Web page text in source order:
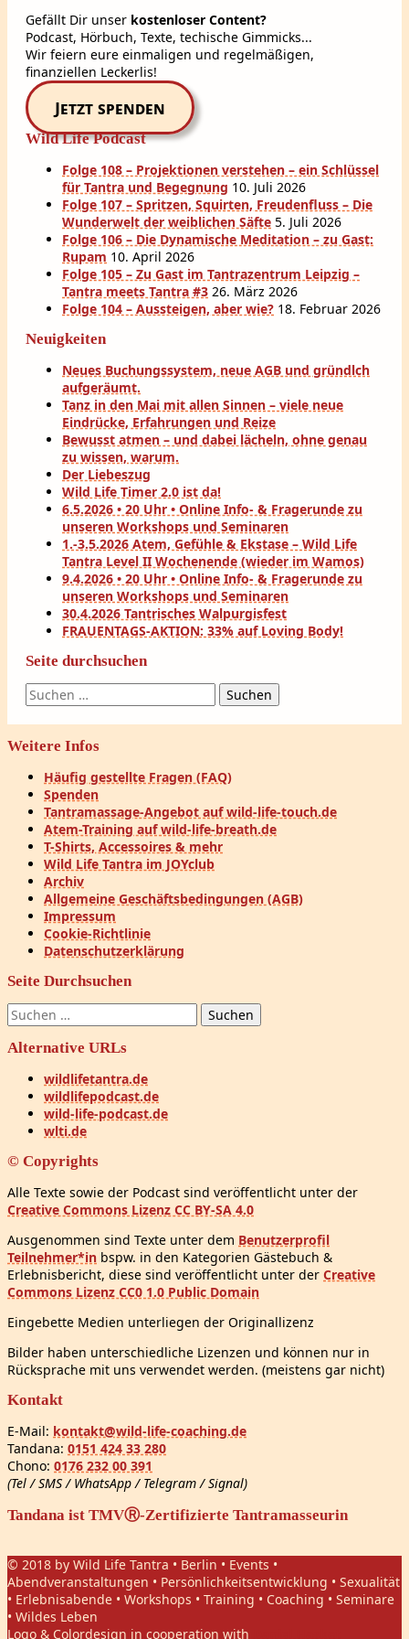
Gefällt Dir unser kostenloser Content?
Podcast, Hörbuch, Texte, techische Gimmicks...
Wir feiern eure einmaligen und regelmäßigen,
finanziellen Leckerlis!
Jetzt spenden
Wild Life Podcast
Folge 108 – Projektionen verstehen – ein Schlüssel
für Tantra und Begegnung 10. Juli 2026
Folge 107 – Spritzen, Squirten, Freudenfluss – Die
Wunderwelt der weiblichen Säfte 5. Juli 2026
Folge 106 – Die Dynamische Meditation – zu Gast:
Rupam 10. April 2026
Folge 105 – Zu Gast im Tantrazentrum Leipzig –
Tantra meets Tantra #3 26. März 2026
Folge 104 – Aussteigen, aber wie? 18. Februar 2026
Neuigkeiten
Neues Buchungssystem, neue AGB und gründlch
aufgeräumt.
Tanz in den Mai mit allen Sinnen – viele neue
Eindrücke, Erfahrungen und Reize
Bewusst atmen – und dabei lächeln, ohne genau
zu wissen, warum.
Der Liebeszug
Wild Life Timer 2.0 ist da!
6.5.2026 • 20 Uhr • Online Info- & Fragerunde zu
unseren Workshops und Seminaren
1.-3.5.2026 Atem, Gefühle & Ekstase – Wild Life
Tantra Level II Wochenende (wieder im Wamos)
9.4.2026 • 20 Uhr • Online Info- & Fragerunde zu
unseren Workshops und Seminaren
30.4.2026 Tantrisches Walpurgisfest
FRAUENTAGS-AKTION: 33% auf Loving Body!
Seite durchsuchen
Suchen
nach:
Weitere Infos
Häufig gestellte Fragen (FAQ)
Spenden
Tantramassage-Angebot auf wild-life-touch.de
Atem-Training auf wild-life-breath.de
T-Shirts, Accessoires & mehr
Wild Life Tantra im JOYclub
Archiv
Allgemeine Geschäftsbedingungen (AGB)
Impressum
Cookie-Richtlinie
Datenschutzerklärung
Seite Durchsuchen
Suchen
nach:
Alternative URLs
wildlifetantra.de
wildlifepodcast.de
wild-life-podcast.de
wlti.de
© Copyrights
Alle Texte sowie der Podcast sind veröffentlicht unter der
Creative Commons Lizenz CC BY-SA 4.0
Ausgenommen sind Texte unter dem Benutzerprofil
Teilnehmer*in bspw. in den Kategorien Gästebuch &
Erlebnisbericht, diese sind veröffentlicht unter der Creative
Commons Lizenz CC0 1.0 Public Domain
Eingebette Medien unterliegen der Originallizenz
Bilder haben unterschiedliche Lizenzen und können nur in
Rücksprache mit uns verwendet werden. (meistens gar nicht)
Kontakt
E-Mail: kontakt@wild-life-coaching.de
Tandana: 0151 424 33 280
Chono: 0176 232 00 391
(Tel / SMS / WhatsApp / Telegram / Signal)
Tandana ist TMVⓇ-Zertifizierte Tantramasseurin
© 2018 by Wild Life Tantra • Berlin • Events •
Abendveranstaltungen • Persönlichkeitsentwicklung • Sexualität
• Erlebnisabende • Workshops • Training • Coaching • Seminare
• Wildes Leben
Logo & Colordesign in cooperation with